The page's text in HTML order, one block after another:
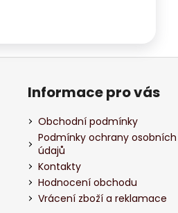
Informace pro vás
Obchodní podmínky
Podmínky ochrany osobních
údajů
Kontakty
Hodnocení obchodu
Vrácení zboží a reklamace